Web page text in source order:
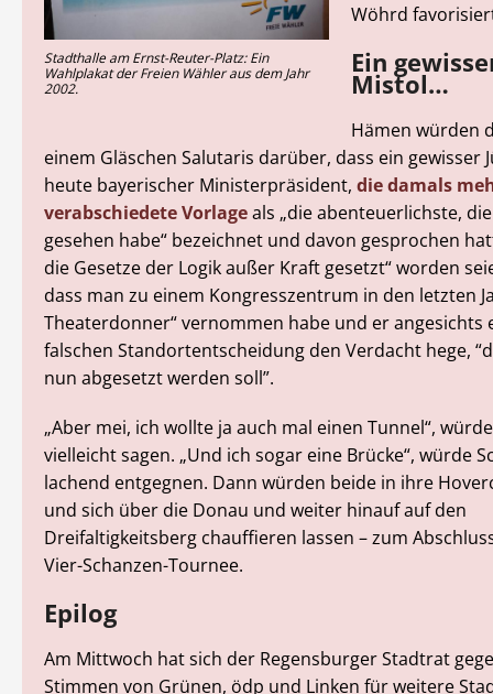
Stadthalle am Ernst-Reuter-Platz: Ein
Wahlplakat der Freien Wähler aus dem Jahr
2002.
Wöhrd
Ein
Mistol…
Hämen würden
einem Gläschen Salutaris darüber, dass ein gewisser
heute bayerischer Ministerpräsident, die damals
verabschiedete Vorlageals „die abenteuerlichste,
gesehen habe“ bezeichnet und davon gesprochen
die Gesetze der Logik außer Kraft gesetzt“ worden
dass man zu einem Kongresszentrum in den letzten
Theaterdonner“ vernommen habe und er angesichts
falschen Standortentscheidung den Verdacht hege,
nun abgesetzt werden soll”.
„Aber mei, ich wollte ja auch mal einen Tunnel“,
vielleicht sagen. „Und ich sogar eine Brücke“, würde
lachend entgegnen. Dann würden beide in ihre
und sich über die Donau und weiter hinauf auf den
Dreifaltigkeitsberg chauffieren lassen – zum
Vier-Schanzen-Tournee.
Epilog
Am Mittwoch hat sich der Regensburger Stadtrat
Stimmen von Grünen, ödp und Linken für weitere